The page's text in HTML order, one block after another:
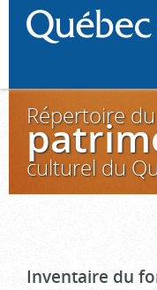
Répertoire du
culturel du
Inventaire du